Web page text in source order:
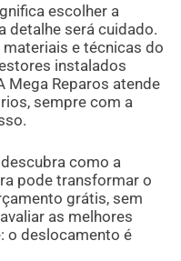
escolher a
detalhe será cuidado.
e técnicas do
instalados
Mega Reparos atende
sempre com a
como a
pode transformar o
grátis, sem
as melhores
o deslocamento é